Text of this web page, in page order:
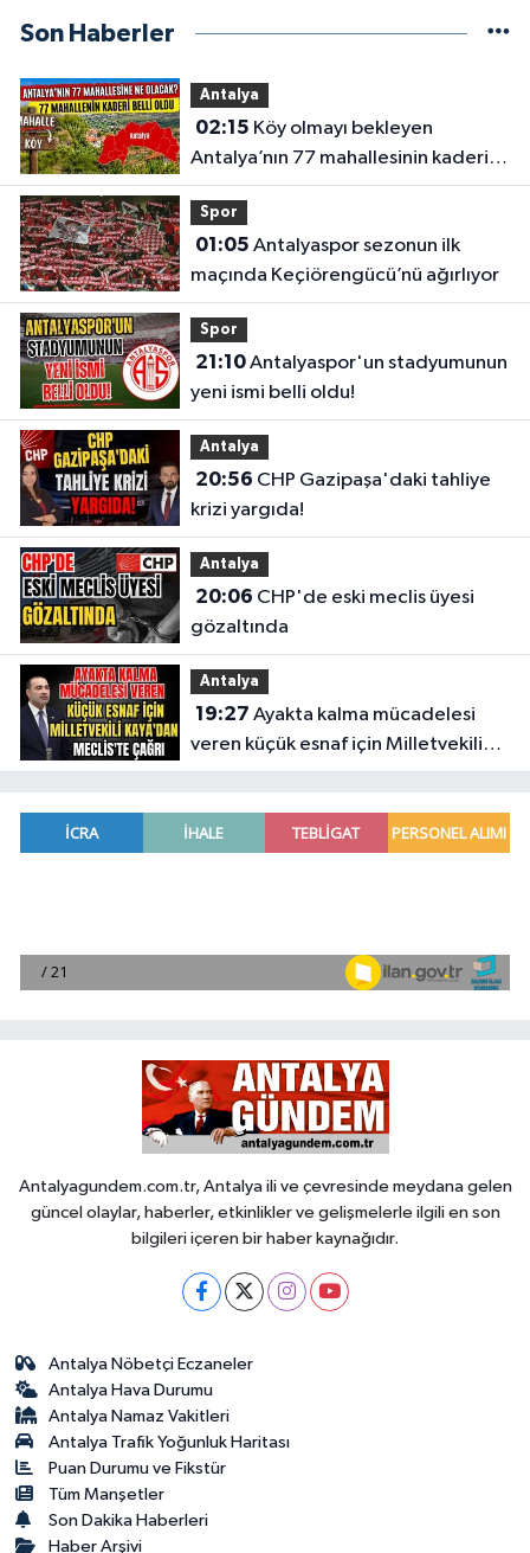
Son Haberler
Antalya
02:15
Antalya’nın 77 mahallesinin kaderi
belli oldu
Spor
01:05
maçında Keçiörengücü’nü ağırlıyor
Spor
21:10Antalyaspor'un stadyumunun
yeni ismi belli oldu!
Antalya
20:56
krizi yargıda!
Antalya
20:06
gözaltında
Antalya
19:27
veren küçük esnaf için Milletvekili
Kaya'dan Meclis'te çağrı
Antalyagundem.com.tr, Antalya ili ve çevresinde meydana gelen
güncel olaylar, haberler, etkinlikler ve gelişmelerle ilgili en son
bilgileri içeren bir haber kaynağıdır.
Antalya Nöbetçi Eczaneler
Antalya Hava Durumu
Antalya Namaz Vakitleri
Antalya Trafik Yoğunluk Haritası
Puan Durumu ve Fikstür
Tüm Manşetler
Son Dakika Haberleri
Haber Arşivi